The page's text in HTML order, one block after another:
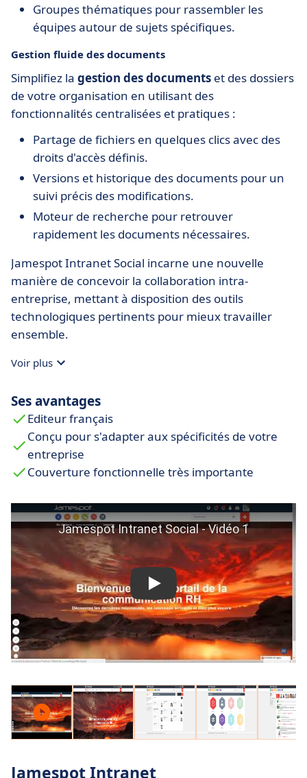
Groupes thématiques pour rassembler les
équipes autour de sujets spécifiques.
Gestion fluide des documents
Simplifiez la gestion des documents et des dossiers
de votre organisation en utilisant des
fonctionnalités centralisées et pratiques :
Partage de fichiers en quelques clics avec des
droits d'accès définis.
Versions et historique des documents pour un
suivi précis des modifications.
Moteur de recherche pour retrouver
rapidement les documents nécessaires.
Jamespot Intranet Social incarne une nouvelle
manière de concevoir la collaboration intra-
entreprise, mettant à disposition des outils
technologiques pertinents pour mieux travailler
ensemble.
Voir plus
Ses avantages
Editeur français
Conçu pour s'adapter aux spécificités de votre
entreprise
Couverture fonctionnelle très importante
Jamespot Intranet